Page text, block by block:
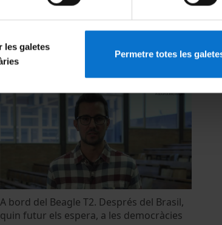
les galetes
Permetre totes les
Twitter i Elon Musk: Oportunitat o
amenaça?
16 November, 2022
A bord del Beagle T2. Després del Brasil,
quin futur els espera, a les democràcies